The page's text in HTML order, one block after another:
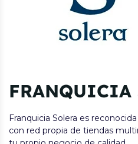
FRANQUICIA
Franquicia Solera es
con red propia de tiendas